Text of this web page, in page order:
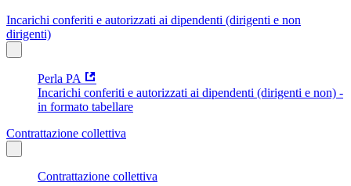
Incarichi conferiti e autorizzati ai dipendenti (dirigenti e non
dirigenti)
Perla PA
Incarichi conferiti e autorizzati ai dipendenti (dirigenti e non) -
in formato tabellare
Contrattazione collettiva
Contrattazione collettiva